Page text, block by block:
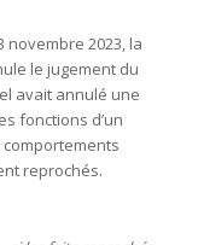
novembre 2023, la
le jugement du
avait annulé une
fonctions d’un
reprochés.